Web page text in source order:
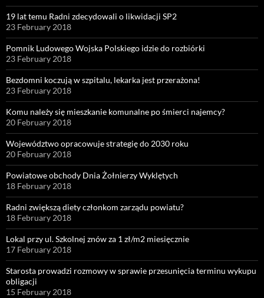
19 lat temu Radni zdecydowali o likwidacji SP2
23 February 2018
Pomnik Ludowego Wojska Polskiego idzie do rozbiórki
23 February 2018
Bezdomni koczują w szpitalu, lekarka jest przerażona!
23 February 2018
Komu należy się mieszkanie komunalne po śmierci najemcy?
20 February 2018
Województwo opracowuje strategię do 2030 roku
20 February 2018
Powiatowe obchody Dnia Żołnierzy Wyklętych
18 February 2018
Radni zwiększą diety członkom zarządu powiatu?
18 February 2018
Lokal przy ul. Szkolnej znów za 1 zł/m2 miesięcznie
17 February 2018
Starosta prowadzi rozmowy w sprawie przesunięcia terminu wykupu
obligacji
15 February 2018